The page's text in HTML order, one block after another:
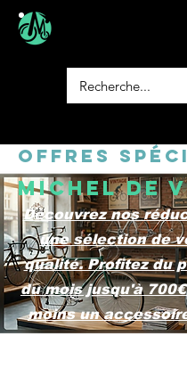
Offres
Michel de
Découvrez nos
une sélection de
qualité. Profitez du
du mois jusqu'à
moins un